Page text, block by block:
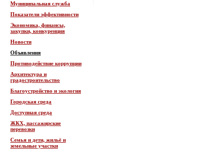
Муниципальная служба
Показатели эффективности
Экономика, финансы,
закупки, конкуренция
Новости
Объявления
Противодействие коррупции
Архитектура и
градостроительство
Благоустройство и экология
Городская среда
Доступная среда
ЖКХ, пассажирские
перевозки
Семья и дети, жильё и
земельные участки